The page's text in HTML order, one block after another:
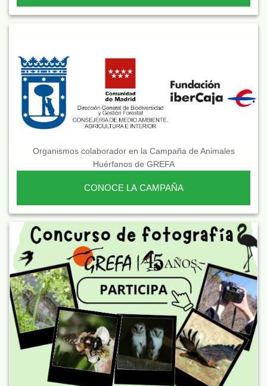
Organismos colaborador en la Campaña de Animales
Huérfanos de GREFA
CONOCE LA CAMPAÑA